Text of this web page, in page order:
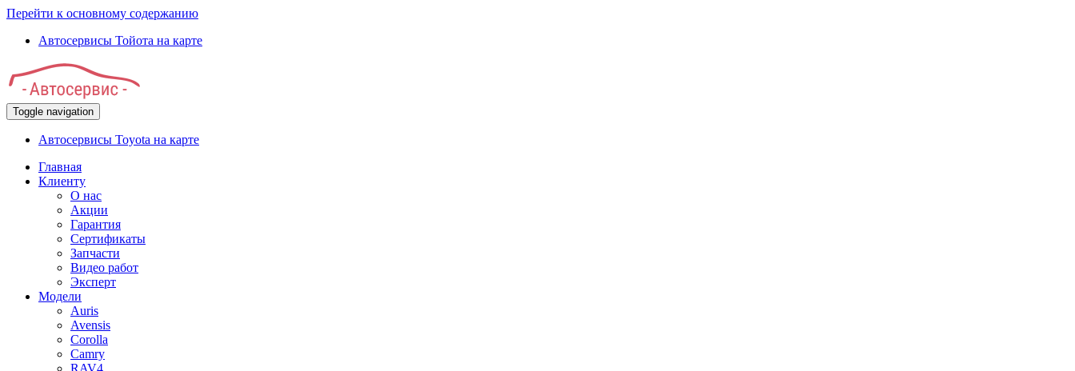
Перейти к основному содержанию
Автосервисы Тойота на карте
Toggle navigation
Автосервисы Toyota на карте
Главная
Клиенту
О нас
Акции
Гарантия
Сертификаты
Запчасти
Видео работ
Эксперт
Модели
Auris
Avensis
Corolla
Camry
RAV4